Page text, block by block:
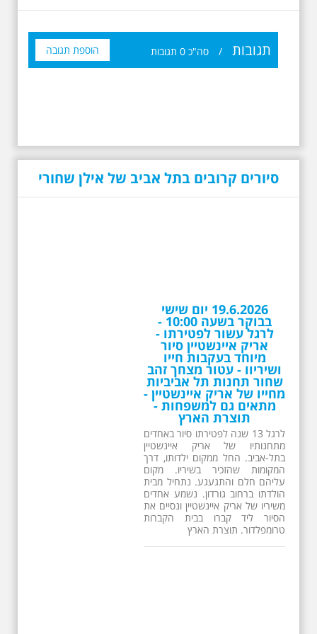
תגובות / סה"כ 0 תגובות הוספת תגובה
סיורים קרובים בתל אביב של אילן שחורי
19.6.2026 יום שישי
בבוקר בשעה 10:00 -
לרגל עשור לפטירתו -
אריק איינשטיין סיור
מיוחד בעקבות חייו
ושיריוו - עטור מצחך זהב
שחור תחנות תל אביביות
מחייו של אריק איינשטיין -
מתאים גם למשפחות -
תוצרת הארץ
לרגל 13 שנה לפטירתו סיור באחדים
מתחנותיו של אריק איינשטיין
בתל-אביב. החל ממקום ילדותו, דרך
המקומות שהזכיר בשיריו. מקום
עליהם חלם והתגעגע. נתחיל מבית
הולדתו ברחוב גורדון. נשמע אחדים
משיריו של אריק איינשטיין ונסיים את
הסיור ליד קברו בבית הקברות
טרומפלדור. תוצרת הארץ